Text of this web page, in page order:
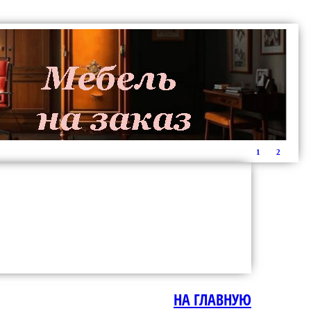
1 2
НА ГЛАВНУЮ